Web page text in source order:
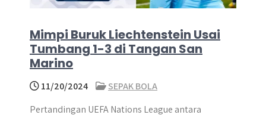
Mimpi Buruk Liechtenstein Usai
Tumbang 1-3 di Tangan San
Marino
11/20/2024
SEPAK BOLA
Pertandingan UEFA Nations League antara